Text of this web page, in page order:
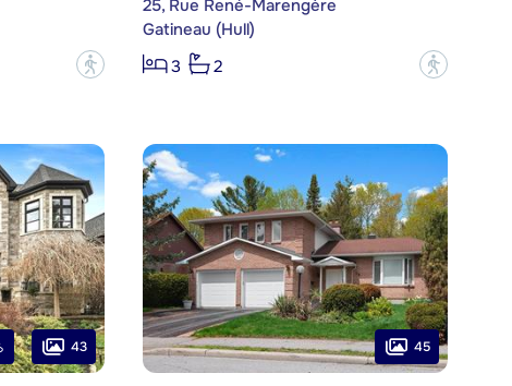
?
25, Rue René-Marengère
Gatineau (Hull)
3
2 ?
43 45